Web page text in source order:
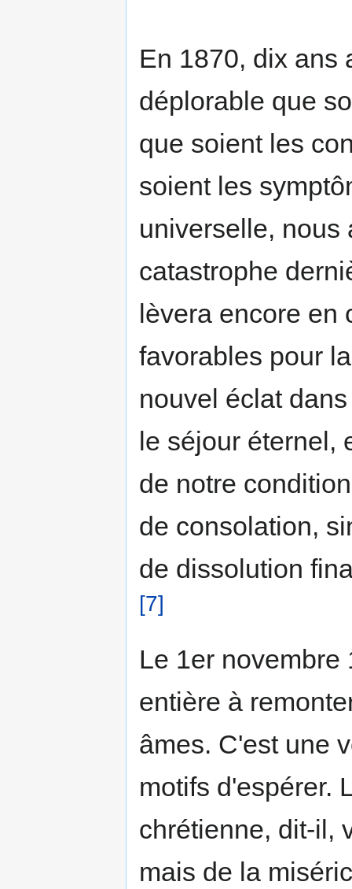
En 1870, dix ans
déplorable que
que soient les
soient les
universelle, nous
catastrophe
lèvera encore en
favorables pour
nouvel éclat
le séjour éternel,
de notre
de consolation,
de dissolution
[7]
Le 1er novembre
entière à
âmes. C'est une
motifs d'espérer.
chrétienne, dit-il,
mais de la